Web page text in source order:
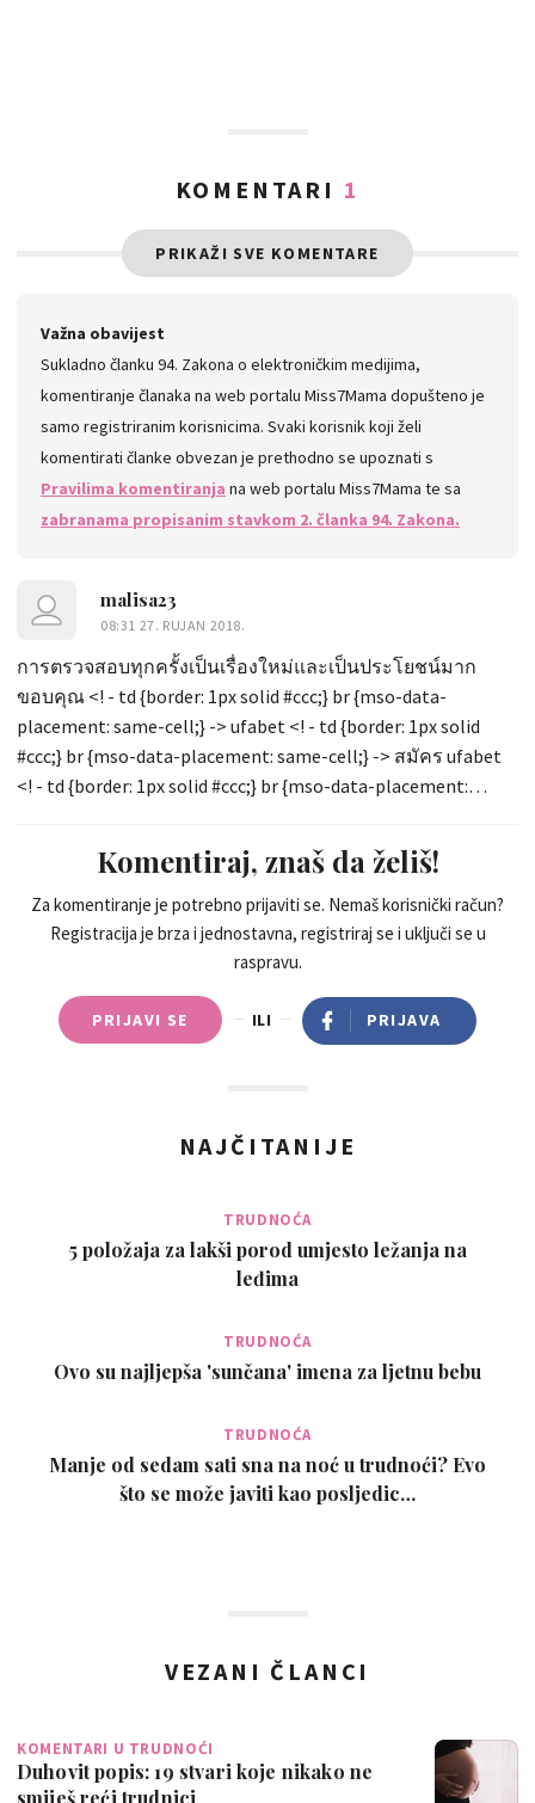
KOMENTARI 1
PRIKAŽI SVE KOMENTARE
Važna obavijest
Sukladno članku 94. Zakona o elektroničkim medijima,
komentiranje članaka na web portalu Miss7Mama dopušteno je
samo registriranim korisnicima. Svaki korisnik koji želi
komentirati članke obvezan je prethodno se upoznati s
Pravilima komentiranja na web portalu Miss7Mama te sa
zabranama propisanim stavkom 2. članka 94. Zakona.
malisa23
08:31 27. RUJAN 2018.
การตรวจสอบทุกครั้งเป็นเรื่องใหม่และเป็นประโยชน์มาก
ขอบคุณ <! - td {border: 1px solid #ccc;} br {mso-data-
placement: same-cell;} -> ufabet <! - td {border: 1px solid
#ccc;} br {mso-data-placement: same-cell;} -> สมัคร ufabet
<! - td {border: 1px solid #ccc;} br {mso-data-placement:
Komentiraj, znaš da želiš!
Za komentiranje je potrebno prijaviti se. Nemaš korisnički račun?
Registracija je brza i jednostavna, registriraj se i uključi se u
raspravu.
PRIJAVI SE ILI PRIJAVA
NAJČITANIJE
TRUDNOĆA
5 položaja za lakši porod umjesto ležanja na
leđima
TRUDNOĆA
Ovo su najljepša 'sunčana' imena za ljetnu bebu
TRUDNOĆA
Manje od sedam sati sna na noć u trudnoći? Evo
što se može javiti kao posljedic…
VEZANI ČLANCI
KOMENTARI U TRUDNOĆI
Duhovit popis: 19 stvari koje nikako ne
smiješ reći trudnici